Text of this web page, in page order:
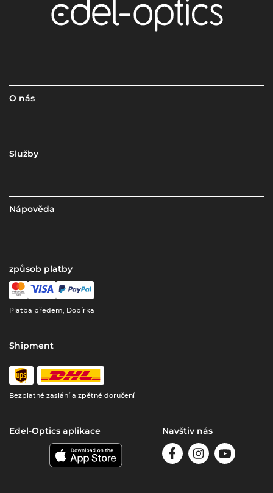
O nás
Služby
Nápověda
způsob platby
Platba předem, Dobírka
Shipment
Bezplatné zaslání a zpětné doručení
Edel-Optics aplikace Navštiv nás